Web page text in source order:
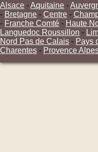
Alsace -Aquitaine -
- Bretagne - Centre -
- Franche Comté - Haute
Languedoc Roussillon -
Nord Pas de Calais - Pays
Charentes - Provence